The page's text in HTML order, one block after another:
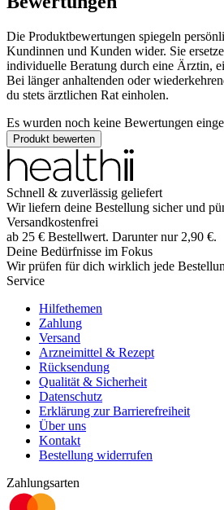
Die Produktbewertungen spiegeln
Kundinnen und Kunden wider. Sie
individuelle Beratung durch eine Ärztin,
Bei länger anhaltenden oder
du stets ärztlichen Rat einholen.
Es wurden noch keine Bewertungen
Produkt bewerten
Schnell & zuverlässig geliefert
Wir liefern deine Bestellung sicher und
Versandkostenfrei
ab 25 € Bestellwert. Darunter nur 2,90 €.
Deine Bedürfnisse im Fokus
Wir prüfen für dich wirklich jede
Service
Hilfethemen
Zahlung
Versand
Arzneimittel & Rezept
Rücksendung
Qualität & Sicherheit
Datenschutz
Erklärung zur Barrierefreiheit
Über uns
Kontakt
Bestellung widerrufen
Zahlungsarten